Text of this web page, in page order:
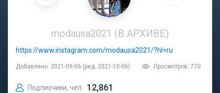
modausa2021 (В АРХИВЕ)
https://www.instagram.com/modausa2021/?hl=ru
Добавлено: 2021-09-06 (ред. 2021-10-06) Просмотров: 770
Подписчики, чел. 12,861